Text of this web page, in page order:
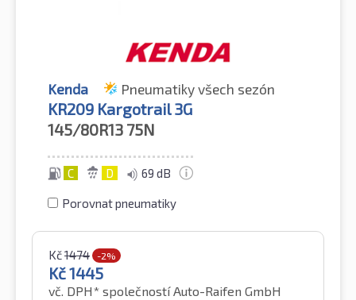
Kenda Pneumatiky všech sezón
KR209 Kargotrail 3G
145/80R13 75N
C D 69 dB
Porovnat pneumatiky
Kč1474 -2%
Kč1445
vč. DPH* společností Auto-Raifen GmbH